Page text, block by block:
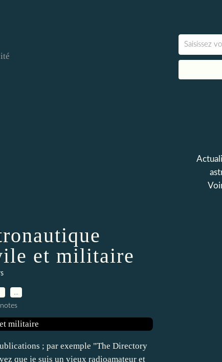
et militaire
; par exemple "The Directory
que je suis un vieux radioamateur et